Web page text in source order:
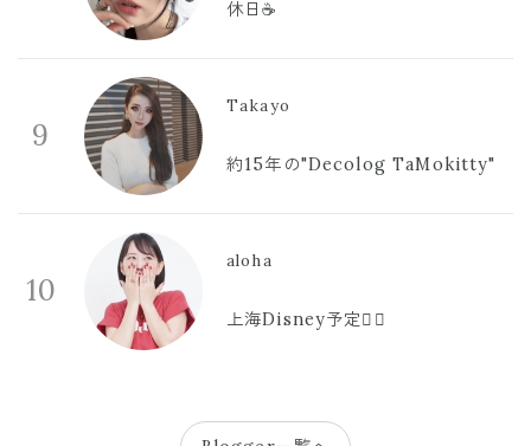
休日☕️
9
Takayo
約15年の"Decolog TaMokitty"
10
aloha
上海Disney予定🫪🩷